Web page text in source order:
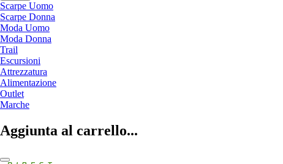
Scarpe Uomo
Scarpe Donna
Moda Uomo
Moda Donna
Trail
Escursioni
Attrezzatura
Alimentazione
Outlet
Marche
Aggiunta al carrello...